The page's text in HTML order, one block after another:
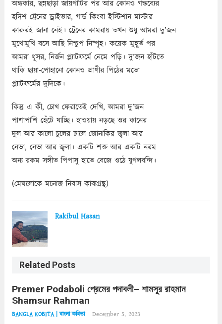
অন্ধকার, ছন্নছাড়া জায়গাটির পর আর কোনও গন্তব্যের
হদিশ ট্রেনের ড্রাইভার, গার্ড কিংবা ইস্টিশান মাস্টার
কারুরই জানা নেই। ট্রেনের কামরায় তখন শুধু আমরা দু’জন
মুখোমুখি বসে আছি নিশ্চুপ নিষ্পৃহ। কয়েক মুহূর্ত পর
আমরা ধূসর, নির্জন প্ল্যাটফর্মে নেমে পড়ি। দু’জন হাঁটতে
থাকি ছায়া-পোহানো কোনও প্রাণীর পিঠের মতো
প্ল্যাটফর্মের দুদিকে।
কিন্তু এ কী, চোখ ফেরাতেই দেখি, আমরা দু’জন
পাশাপাশি হেঁটে যাচ্ছি। হাওয়ায় নড়ছে ওর কানের
দুল আর কালো চুলের ঢালে জোনাকির জ্বলা আর
নেভা, নেভা আর জ্বলা। একটি শক্ত আর একটি নরম
অন্য রকম সঙ্গীত পিপাসু হাতে বেজে ওঠে যুগলবন্দি।
(মেঘলোকে মনোজ নিবাস কাব্যগ্রন্থ)
Rakibul Hasan
Related Posts
Premer Podaboli প্রেমের পদাবলী– শামসুর রাহমান
Shamsur Rahman
BANGLA KOBITA | বাংলা কবিতা December 5, 2023